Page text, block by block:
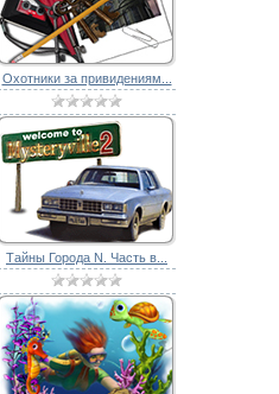
Охотники за привидениям...
Тайны Города N. Часть в...